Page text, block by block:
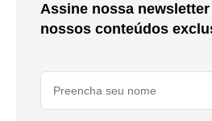
Assine nossa newsletter
nossos conteúdos